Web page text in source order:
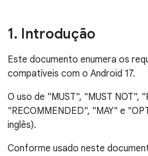
1. Introdução
Este documento enumera os
compatíveis com o Android 17.
O uso de "MUST", "MUST NOT",
"RECOMMENDED", "MAY" e
inglês).
Conforme usado neste